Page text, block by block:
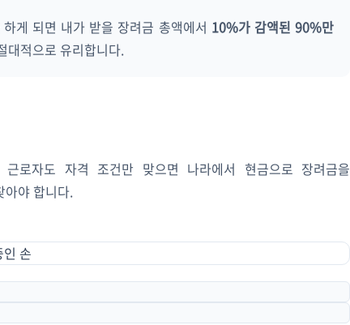
게 되면 내가 받을 장려금 총액에서 10%가 감액된 90%만
대적으로 유리합니다.
로자도 자격 조건만 맞으면 나라에서 현금으로 장려금을
아야 합니다.